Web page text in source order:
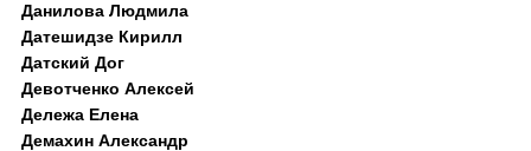
Данилова Людмила
Датешидзе Кирилл
Датский Дог
Девотченко Алексей
Дележа Елена
Демахин Александр